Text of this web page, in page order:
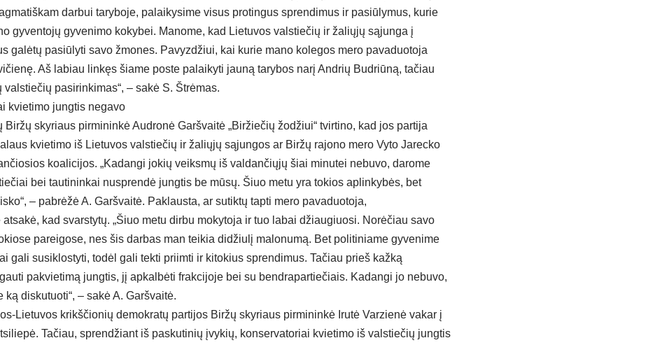
darbui taryboje, palaikysime visus protingus sprendimus ir pasiūlymus, kurie
gyventojų gyvenimo kokybei. Manome, kad Lietuvos valstiečių ir žaliųjų sąjunga į
galėtų pasiūlyti savo žmones. Pavyzdžiui, kai kurie mano kolegos mero pavaduotoja
Aš labiau linkęs šiame poste palaikyti jauną tarybos narį Andrių Budriūną, tačiau
valstiečių pasirinkimas“, – sakė S. Štrėmas.
kvietimo jungtis negavo
Biržų skyriaus pirmininkė Audronė Garšvaitė „Biržiečių žodžiui“ tvirtino, kad jos partija
kvietimo iš Lietuvos valstiečių ir žaliųjų sąjungos ar Biržų rajono mero Vyto Jarecko
koalicijos. „Kadangi jokių veiksmų iš valdančiųjų šiai minutei nebuvo, darome
bei tautininkai nusprendė jungtis be mūsų. Šiuo metu yra tokios aplinkybės, bet
– pabrėžė A. Garšvaitė. Paklausta, ar sutiktų tapti mero pavaduotoja,
kad svarstytų. „Šiuo metu dirbu mokytoja ir tuo labai džiaugiuosi. Norėčiau savo
pareigose, nes šis darbas man teikia didžiulį malonumą. Bet politiniame gyvenime
gali susiklostyti, todėl gali tekti priimti ir kitokius sprendimus. Tačiau prieš kažką
pakvietimą jungtis, jį apkalbėti frakcijoje bei su bendrapartiečiais. Kadangi jo nebuvo,
ką diskutuoti“, – sakė A. Garšvaitė.
Lietuvos krikščionių demokratų partijos Biržų skyriaus pirmininkė Irutė Varzienė vakar į
Tačiau, sprendžiant iš paskutinių įvykių, konservatoriai kvietimo iš valstiečių jungtis